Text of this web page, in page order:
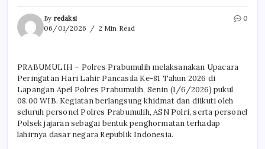
By redaksi
06/01/2026
2 Min Read
0
PRABUMULIH – Polres Prabumulih melaksanakan Upacara
Peringatan Hari Lahir Pancasila Ke-81 Tahun 2026 di
Lapangan Apel Polres Prabumulih, Senin (1/6/2026) pukul
08.00 WIB. Kegiatan berlangsung khidmat dan diikuti oleh
seluruh personel Polres Prabumulih, ASN Polri, serta personel
Polsek jajaran sebagai bentuk penghormatan terhadap
lahirnya dasar negara Republik Indonesia.